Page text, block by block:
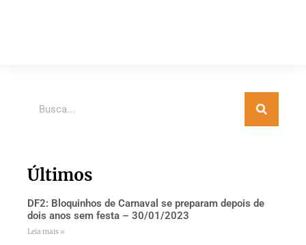
Últimos
DF2: Bloquinhos de Carnaval se preparam depois de
dois anos sem festa – 30/01/2023
Leia mais »